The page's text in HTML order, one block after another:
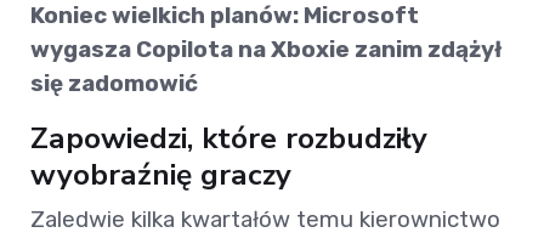
Koniec wielkich planów: Microsoft
wygasza Copilota na Xboxie zanim zdążył
się zadomowić
Zapowiedzi, które rozbudziły
wyobraźnię graczy
Zaledwie kilka kwartałów temu kierownictwo